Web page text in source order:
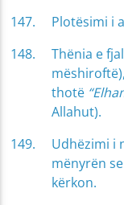
Plotësimi i
Thënia e
thotë
Allahut).
Udhëzimi i
mënyrën
kërkon.